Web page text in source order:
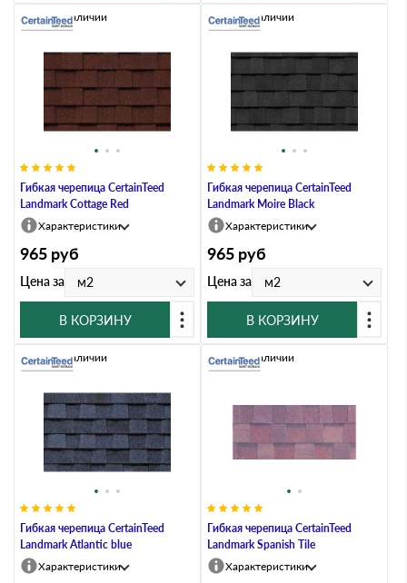
Гибкая черепица CertainTeed
Landmark Cottage Red
Нет в наличии
Характеристики
965 руб
Цена за м2
В КОРЗИНУ
Гибкая черепица CertainTeed
Landmark Moire Black
Нет в наличии
Характеристики
965 руб
Цена за м2
В КОРЗИНУ
Гибкая черепица CertainTeed
Landmark Atlantic blue
Нет в наличии
Характеристики
Гибкая черепица CertainTeed
Landmark Spanish Tile
Нет в наличии
Характеристики